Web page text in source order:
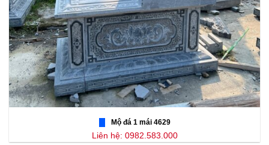
Mộ đá 1 mái 4629
Liên hệ: 0982.583.000